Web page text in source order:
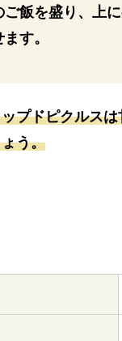
ご飯を盛り、上
す。
プドピクルス
う。